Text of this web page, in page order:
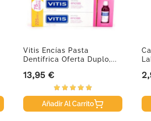
Vitis Encías Pasta
Dentífrica Oferta Duplo,...
Precio
13,95 €
Añadir Al Carrito